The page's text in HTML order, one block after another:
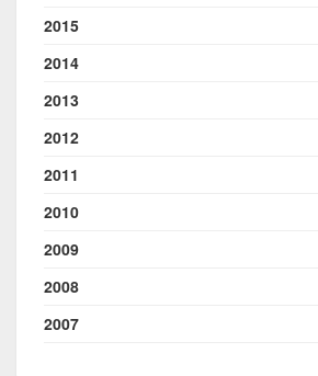
2015
2014
2013
2012
2011
2010
2009
2008
2007